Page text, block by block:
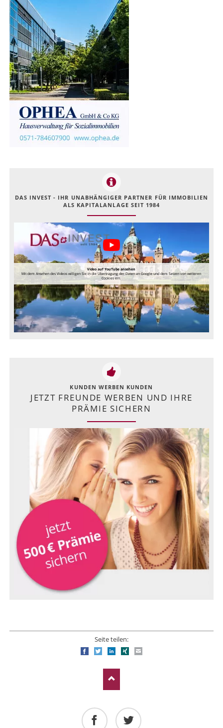
DAS INVEST - IHR UNABHÄNGIGER PARTNER FÜR IMMOBILIEN
ALS KAPITALANLAGE SEIT 1984
Video auf YouTube ansehen
Mit dem Ansehen des Videos willigen Sie in die Übertragung der Daten an Google und dem Setzen von weiteren
Cookies ein.
KUNDEN WERBEN KUNDEN
JETZT FREUNDE WERBEN UND IHRE
PRÄMIE SICHERN
Seite teilen:
FacebookTwitterLinkedIn
Xing